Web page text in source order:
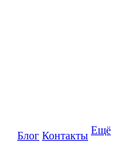
Блог Контакты Ещё